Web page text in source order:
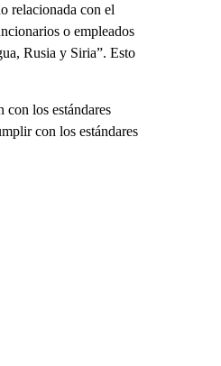
relacionada con el
o empleados
Rusia y Siria”. Esto
con los estándares
con los estándares